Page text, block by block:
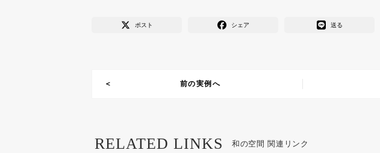
ポスト シェア 送る
前の実例へ
和の空間 関連リンク
RELATED LINKS